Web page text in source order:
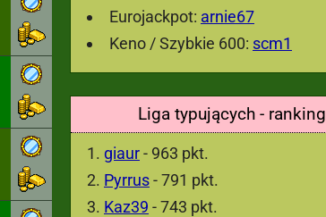
Eurojackpot: arnie67
Keno / Szybkie 600: scm1
Liga typujących - ranking
giaur- 963 pkt.
Pyrrus- 791 pkt.
Kaz39 - 743 pkt.